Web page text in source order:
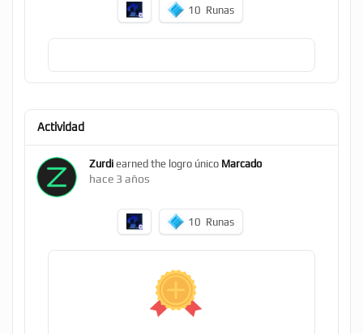
10 Runas
Actividad
Zurdi earned the logro único Marcado
hace 3 años
10 Runas